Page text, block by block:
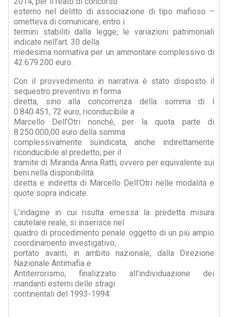
esterno nel delitto di associazione di tipo mafioso –
ometteva di comunicare, entro i
termini stabiliti dalla legge, le variazioni patrimoniali
indicate nell’art. 30 della
medesima normativa per un ammontare complessivo di
42.679.200 euro.
Con il provvedimento in narrativa è stato disposto il
sequestro preventivo in forma
diretta, sino alla concorrenza della somma di l
0.840.451, 72 euro, riconducibile a
Marcello Dell’Otri nonché, per la quota parte di
8.250.000,00 euro della somma
complessivamente suindicata, anche indirettamente
riconducibile al predetto, per il
tramite di Miranda Anna Ratti, ovvero per equivalente sui
beni nella disponibilità
diretta e indiretta di Marcello Dell’Otri nelle modalità e
quote sopra indicate.
L’indagine in cui risulta emessa la predetta misura
cautelare reale, si inserisce nel
quadro di procedimento penale oggetto di un più ampio
coordinamento investigativo,
portato avanti, in ambito nazionale, dalla Direzione
Nazionale Antimafia e
Antiterrorismo, finalizzato all’individuazione dei
mandanti esterni delle stragi
continentali del 1993-1994.